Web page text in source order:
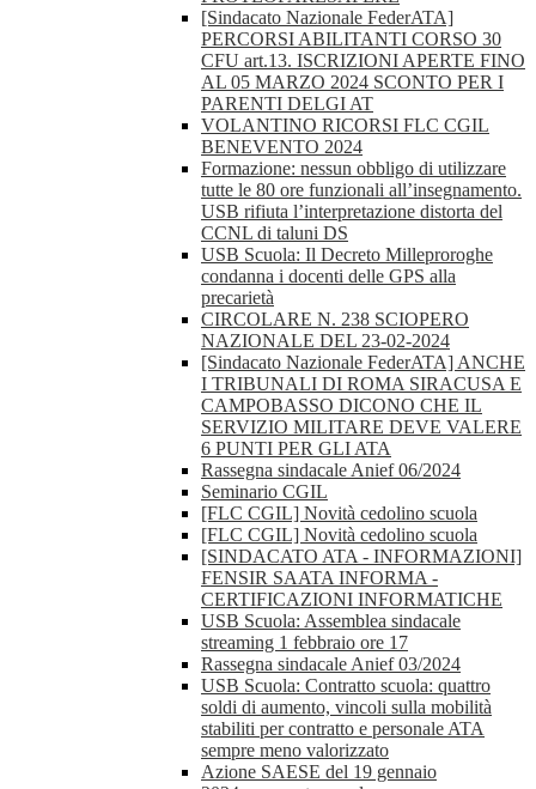
[Sindacato Nazionale FederATA]
PERCORSI ABILITANTI CORSO 30
CFU art.13. ISCRIZIONI APERTE FINO
AL 05 MARZO 2024 SCONTO PER I
PARENTI DELGI AT
VOLANTINO RICORSI FLC CGIL
BENEVENTO 2024
Formazione: nessun obbligo di utilizzare
tutte le 80 ore funzionali all’insegnamento.
USB rifiuta l’interpretazione distorta del
CCNL di taluni DS
USB Scuola: Il Decreto Milleproroghe
condanna i docenti delle GPS alla
precarietà
CIRCOLARE N. 238 SCIOPERO
NAZIONALE DEL 23-02-2024
[Sindacato Nazionale FederATA] ANCHE
I TRIBUNALI DI ROMA SIRACUSA E
CAMPOBASSO DICONO CHE IL
SERVIZIO MILITARE DEVE VALERE
6 PUNTI PER GLI ATA
Rassegna sindacale Anief 06/2024
Seminario CGIL
[FLC CGIL] Novità cedolino scuola
[FLC CGIL] Novità cedolino scuola
[SINDACATO ATA - INFORMAZIONI]
FENSIR SAATA INFORMA -
CERTIFICAZIONI INFORMATICHE
USB Scuola: Assemblea sindacale
streaming 1 febbraio ore 17
Rassegna sindacale Anief 03/2024
USB Scuola: Contratto scuola: quattro
soldi di aumento, vincoli sulla mobilità
stabiliti per contratto e personale ATA
sempre meno valorizzato
Azione SAESE del 19 gennaio